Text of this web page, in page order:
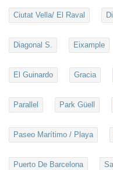
Ciutat Vella/ El Raval
Diagonal S. Eixample
El Guinardo Gracia
Parallel Park Güell
Paseo Marítimo / Playa
Puerto De Barcelona